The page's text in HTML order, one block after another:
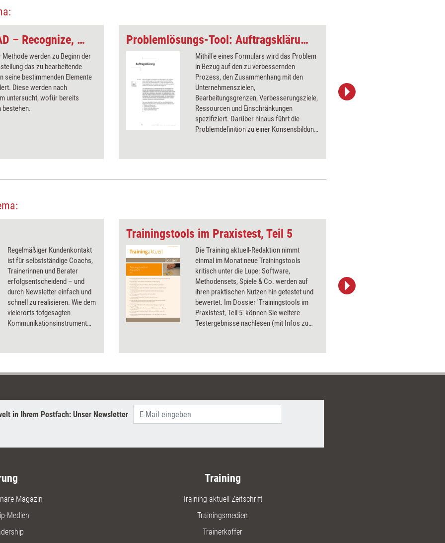
Kreativitäts-Tool: RAD – Recognize, Analyze, Divide
Methode werden zu Beginn der
das zu bearbeitende
seine bestimmenden Elemente
Diese werden nach
untersucht, wofür bereits
bestehen.
Problemlösungs-Tool: Auftragsklärung
Mithilfe eines Formulars wird das Problem
in Bezug auf den zu verbessernden
Prozess, den Zusammenhang mit den
Unternehmenszielen,
Bearbeitungsgrenzen, Verbesserungsziele,
Ressourcen und Einschränkungen
spezifiziert. Darüber hinaus führt die
Problemdefinition zu einer Konsensbildung
Personen außerhalb der Gruppe dar.
Regelmäßiger Kundenkontakt
ist für selbstständige Coachs,
Trainerinnen und Berater
erfolgsentscheidend – und
durch Newsletter einfach und
schnell zu realisieren. Wie dem
vielerorts totgesagten
Kommunikationsinstrument
beachten gilt.
Trainingstools im Praxistest, Teil 5
Die Training aktuell-Redaktion nimmt
einmal im Monat neue Trainingstools
kritisch unter die Lupe: Software,
Methodensets, Spiele & Co. werden auf
ihren praktischen Nutzen hin getestet und
bewertet. Im Dossier 'Trainingstools im
Praxistest, Teil 5' können Sie weitere
Testergebnisse nachlesen (mit Infos zu
und Kartensets, eine Trainings-DVD und ein
in Ihrem Postfach: Unser Newsletter
Magazin
Medien
Training
Training aktuell Zeitschrift
Trainingsmedien
Trainerkoffer